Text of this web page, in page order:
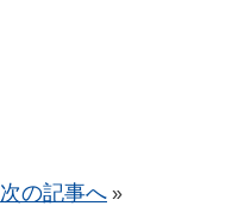
次の記事へ »